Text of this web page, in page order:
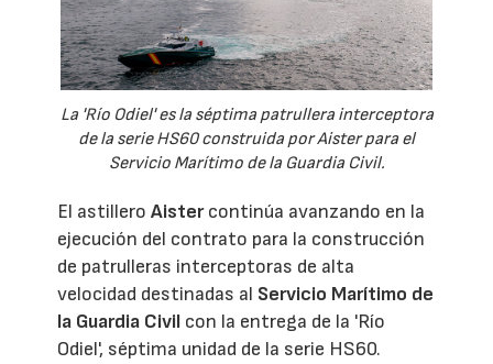
La 'Río Odiel' es la séptima patrullera interceptora
de la serie HS60 construida por Aister para el
Servicio Marítimo de la Guardia Civil.
El astilleroAistercontinúa avanzando en la
ejecución del contrato para la construcción
de patrulleras interceptoras de alta
velocidad destinadas al Servicio Marítimo de
la Guardia Civil con la entrega de la 'Río
Odiel', séptima unidad de la serie HS60.